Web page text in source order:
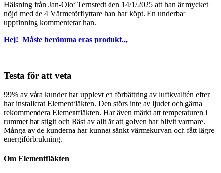
Hälsning från Jan-Olof Ternstedt den 14/1/2025 att han är mycket
nöjd med de 4 Värmeförflyttare han har köpt. En underbar
uppfinning kommenterar han.
Hej! Måste berömma eras produkt..,
Testa för att veta
99% av våra kunder har upplevt en förbättring av luftkvalitén efter
har installerat Elementfläkten. Den störs inte av ljudet och gärna
rekommendera Elementfläkten. Har även märkt att temperaturen i
rummet har stigit och Bäst av allt är att golven har blivit varmare.
Många av de kunderna har kunnat sänkt värmekurvan och fått lägre
energiförbrukning.
Om Elementfläkten